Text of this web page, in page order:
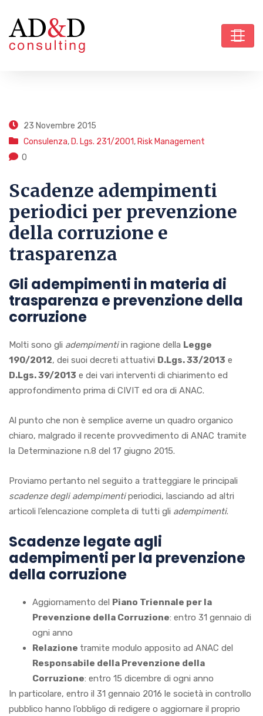
23 Novembre 2015
Consulenza, D. Lgs. 231/2001, Risk Management
0
Scadenze adempimenti
periodici per prevenzione
della corruzione e
trasparenza
Gli adempimenti in materia di
trasparenza e prevenzione della
corruzione
Molti sono gli adempimentiin ragione della Legge
190/2012, dei suoi decreti attuativi D.Lgs. 33/2013 e
D.Lgs. 39/2013 e dei vari interventi di chiarimento ed
approfondimento prima di CIVIT ed ora di ANAC.
Al punto che non è semplice averne un quadro organico
chiaro, malgrado il recente provvedimento di ANAC tramite
la Determinazione n.8 del 17 giugno 2015.
Proviamo pertanto nel seguito a tratteggiare le principali
scadenze degli adempimentiperiodici, lasciando ad altri
articoli l’elencazione completa di tutti gli adempimenti.
Scadenze legate agli
adempimenti per la prevenzione
della corruzione
Aggiornamento del Piano Triennale per la
Prevenzione della Corruzione: entro 31 gennaio di
ogni anno
Relazione tramite modulo apposito ad ANAC del
Responsabile della Prevenzione della
Corruzione: entro 15 dicembre di ogni anno
In particolare, entro il 31 gennaio 2016 le società in controllo
pubblico hanno l’obbligo di redigere o aggiornare il proprio